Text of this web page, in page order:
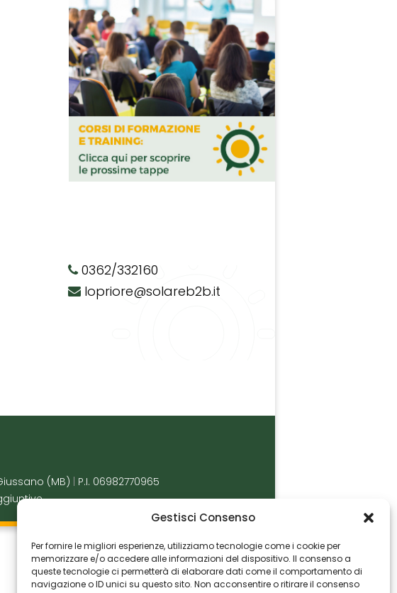
Gestisci Consenso
Per fornire le migliori esperienze, utilizziamo tecnologie come i cookie per
memorizzare e/o accedere alle informazioni del dispositivo. Il consenso a
queste tecnologie ci permetterà di elaborare dati come il comportamento di
navigazione o ID unici su questo sito. Non acconsentire o ritirare il consenso
0362/332160
lopriore@solareb2b.it
(MB)
P.I. 06982770965